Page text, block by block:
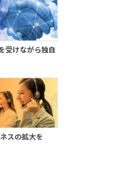
受けながら独自
スの拡大を